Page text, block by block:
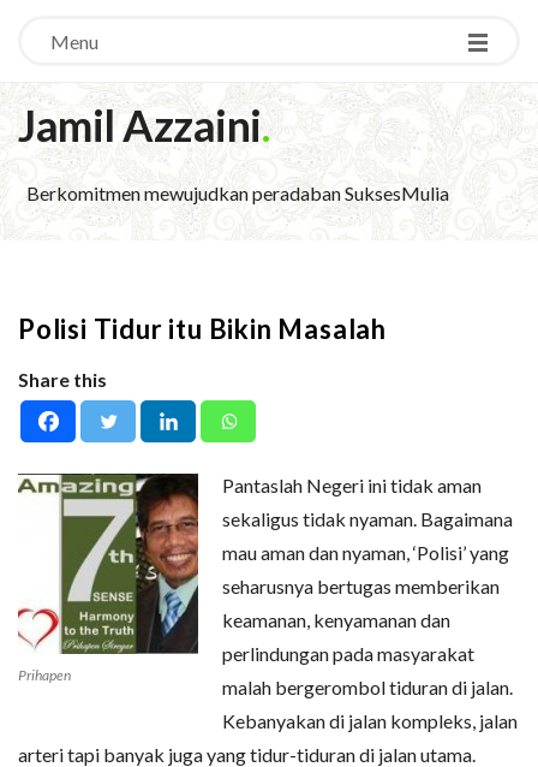
Menu
Jamil Azzaini.
Berkomitmen mewujudkan peradaban SuksesMulia
Polisi Tidur itu Bikin Masalah
Share this
Prihapen
Pantaslah Negeri ini tidak aman
sekaligus tidak nyaman. Bagaimana
mau aman dan nyaman, ‘Polisi’ yang
seharusnya bertugas memberikan
keamanan, kenyamanan dan
perlindungan pada masyarakat
malah bergerombol tiduran di jalan.
Kebanyakan di jalan kompleks, jalan
arteri tapi banyak juga yang tidur-tiduran di jalan utama.